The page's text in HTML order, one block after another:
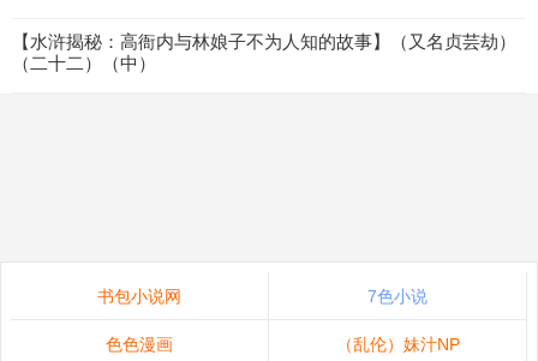
【水浒揭秘：高衙内与林娘子不为人知的故事】（又名贞芸劫）
（二十二）（中）
书包小说网 7色小说
色色漫画 （乱伦）妹汁NP